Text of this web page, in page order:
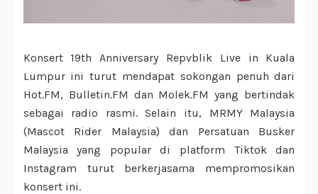
Konsert 19th Anniversary Repvblik Live in Kuala
Lumpur ini turut mendapat sokongan penuh dari
Hot.FM, Bulletin.FM dan Molek.FM yang bertindak
sebagai radio rasmi. Selain itu, MRMY Malaysia
(Mascot Rider Malaysia) dan Persatuan Busker
Malaysia yang popular di platform Tiktok dan
Instagram turut berkerjasama mempromosikan
konsert ini.